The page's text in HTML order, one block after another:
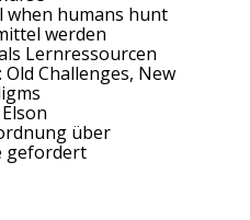
when humans hunt
werden
Lernressourcen
Challenges, New
über
gefordert